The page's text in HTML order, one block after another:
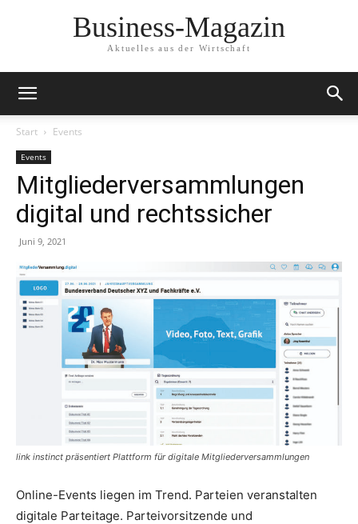
Business-Magazin
Aktuelles aus der Wirtschaft
Start Events
Events
Mitgliederversammlungen
digital und rechtssicher
Juni 9, 2021
link instinct präsentiert Plattform für digitale Mitgliederversammlungen
Online-Events liegen im Trend. Parteien veranstalten
digitale Parteitage. Parteivorsitzende und